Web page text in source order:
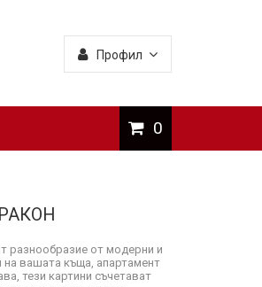
Профил
0
разнообразие от модерни и
вашата къща, апартамент
тези картини съчетават